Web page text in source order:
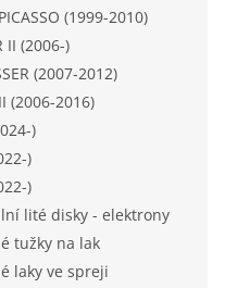
(1999-2010)
II (2006-)
(2007-2012)
(2006-2016)
)
)
)
lité disky - elektrony
tužky na lak
laky ve spreji